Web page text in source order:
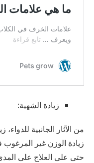
زيادة الشهية:
من الآثار الجانبية
زيادة الوزن غير المرغوب
حتى على العلاج على